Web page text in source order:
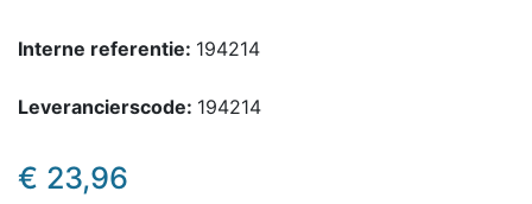
Interne referentie: 194214
Leverancierscode: 194214
€ 23,96